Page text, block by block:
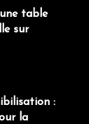
table
sur
:
la